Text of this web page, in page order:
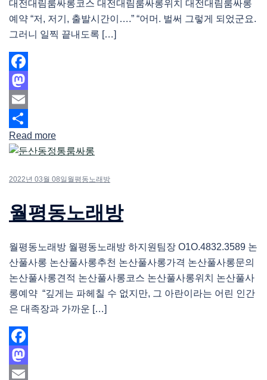
대전대림룸싸롱코스 대전대림룸싸롱위치 대전대림룸싸롱
예약 “저, 저기, 출발시간이….” “어머. 벌써 그렇게 되었군요.
그러니 일찍 끝내도록 […]
Facebook
Mastodon
Email
Share
Read more
2022년 03월 08일 월평동노래방
월평동노래방
월평동노래방 월평동노래방 하지원팀장 O1O.4832.3589 논
산풀사롱 논산풀사롱추천 논산풀사롱가격 논산풀사롱문의
논산풀사롱견적 논산풀사롱코스 논산풀사롱위치 논산풀사
롱예약 “깊게는 파헤칠 수 없지만, 그 아란이라는 어린 인간
은 대족장과 가까운 […]
Facebook
Mastodon